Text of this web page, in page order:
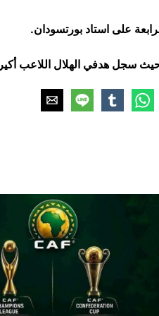
على استاد بورتسودان.
حيث سجل هدفي الهلال اللاعب